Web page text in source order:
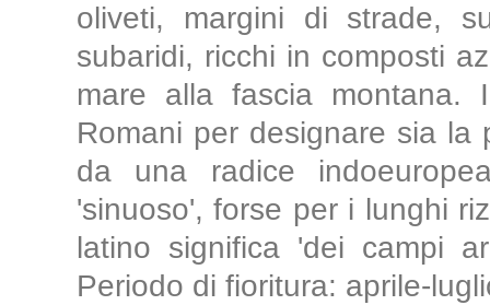
oliveti, margini di strade,
subaridi, ricchi in composti
mare alla fascia
Romani per designare sia
da una radice
'sinuoso', forse per i lunghi
latino significa 'dei campi
Periodo di fioritura: aprile-